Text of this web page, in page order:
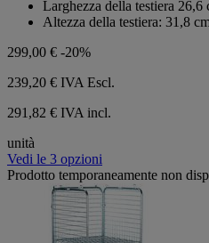
Larghezza della testiera 26,6
Altezza della testiera: 31,8
299,00 € -20%
239,20 € IVA Escl.
291,82 € IVA incl.
unità
Vedi le 3 opzioni
Prodotto temporaneamente non